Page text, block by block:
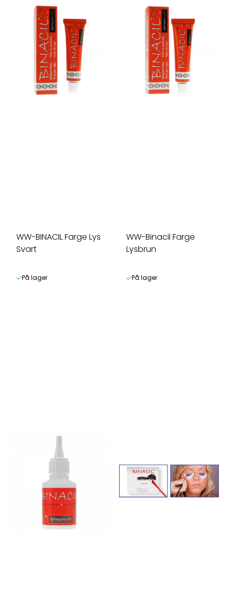
WW-BINACIL Farge Lys
Svart
På lager
WW-Binacil Farge
Lysbrun
På lager